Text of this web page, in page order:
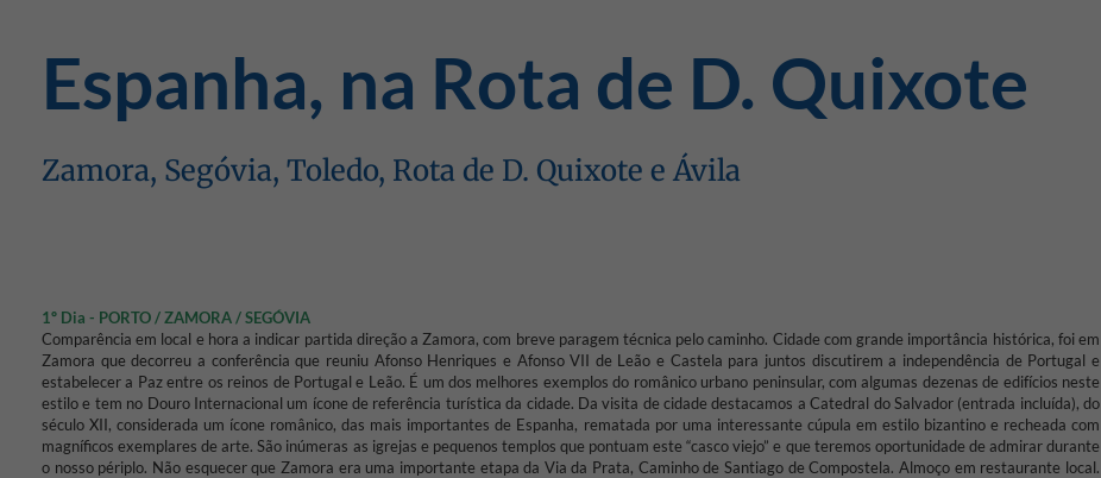
Espanha, na Rota de D. Quixote
Zamora, Segóvia, Toledo, Rota de D. Quixote e Ávila
1º Dia - PORTO / ZAMORA / SEGÓVIA
Comparência em local e hora a indicar partida direção a Zamora, com breve paragem técnica pelo caminho. Cidade com grande importância histórica, foi em
Zamora que decorreu a conferência que reuniu Afonso Henriques e Afonso VII de Leão e Castela para juntos discutirem a independência de Portugal e
estabelecer a Paz entre os reinos de Portugal e Leão. É um dos melhores exemplos do românico urbano peninsular, com algumas dezenas de edifícios neste
estilo e tem no Douro Internacional um ícone de referência turística da cidade. Da visita de cidade destacamos a Catedral do Salvador (entrada incluída), do
século XII, considerada um ícone românico, das mais importantes de Espanha, rematada por uma interessante cúpula em estilo bizantino e recheada com
magníficos exemplares de arte. São inúmeras as igrejas e pequenos templos que pontuam este “casco viejo” e que teremos oportunidade de admirar durante
o nosso périplo. Não esquecer que Zamora era uma importante etapa da Via da Prata, Caminho de Santiago de Compostela. Almoço em restaurante local.